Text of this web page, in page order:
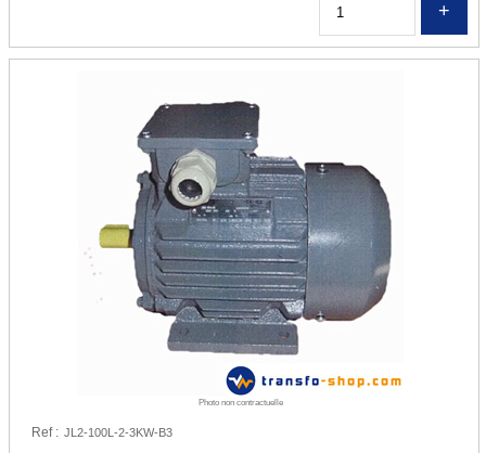
MOTEURS
Moteur asynchrone triphasé
Pompe habitat
Pompe d'arrosage
Pompe de relevage
VARIATEURS
Photo non contractuelle
Ref :